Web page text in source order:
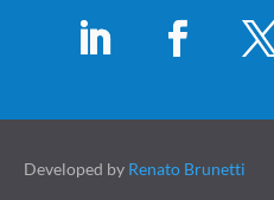
Developed by Renato Brunetti